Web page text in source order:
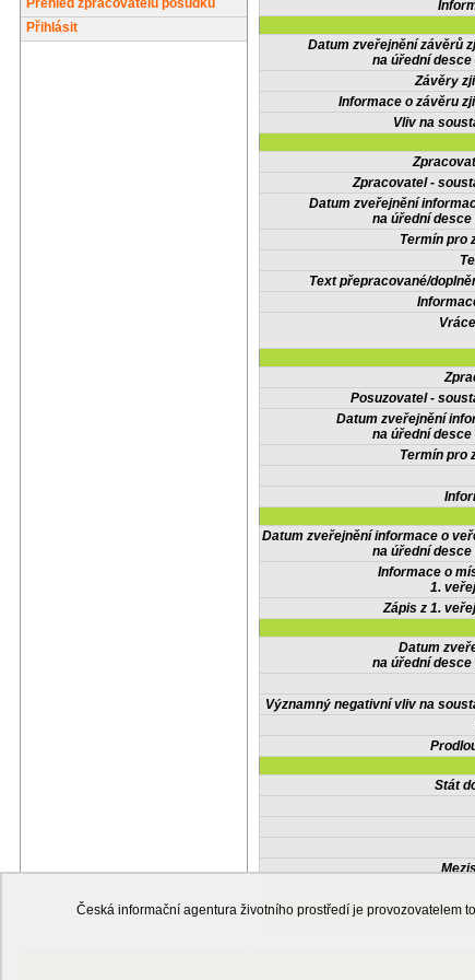
Přehled zpracovatelů posudků
Přihlásit
Datum zveřejnění závěrů
na úřední
Závěry
Informace o závěru
Vliv na
Zpracovatel -
Datum zveřejnění
na úřední
Termín pro
Text přepracované/
Posuzovatel -
Datum zveřejnění
na úřední
Termín pro
Datum zveřejnění informace o
na úřední
Informace o
1.
Zápis z 1.
Datum
na úřední
Významný negativní vliv na
Stát
Česká informační agentura životního prostředí je provozovatelem